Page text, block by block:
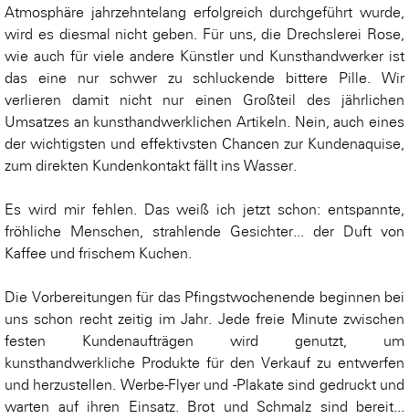
Atmosphäre jahrzehntelang erfolgreich durchgeführt wurde,
wird es diesmal nicht geben. Für uns, die Drechslerei Rose,
wie auch für viele andere Künstler und Kunsthandwerker ist
das eine nur schwer zu schluckende bittere Pille. Wir
verlieren damit nicht nur einen Großteil des jährlichen
Umsatzes an kunsthandwerklichen Artikeln. Nein, auch eines
der wichtigsten und effektivsten Chancen zur Kundenaquise,
zum direkten Kundenkontakt fällt ins Wasser.
Es wird mir fehlen. Das weiß ich jetzt schon: entspannte,
fröhliche Menschen, strahlende Gesichter... der Duft von
Kaffee und frischem Kuchen.
Die Vorbereitungen für das Pfingstwochenende beginnen bei
uns schon recht zeitig im Jahr. Jede freie Minute zwischen
festen Kundenaufträgen wird genutzt, um
kunsthandwerkliche Produkte für den Verkauf zu entwerfen
und herzustellen. Werbe-Flyer und -Plakate sind gedruckt und
warten auf ihren Einsatz. Brot und Schmalz sind bereit...